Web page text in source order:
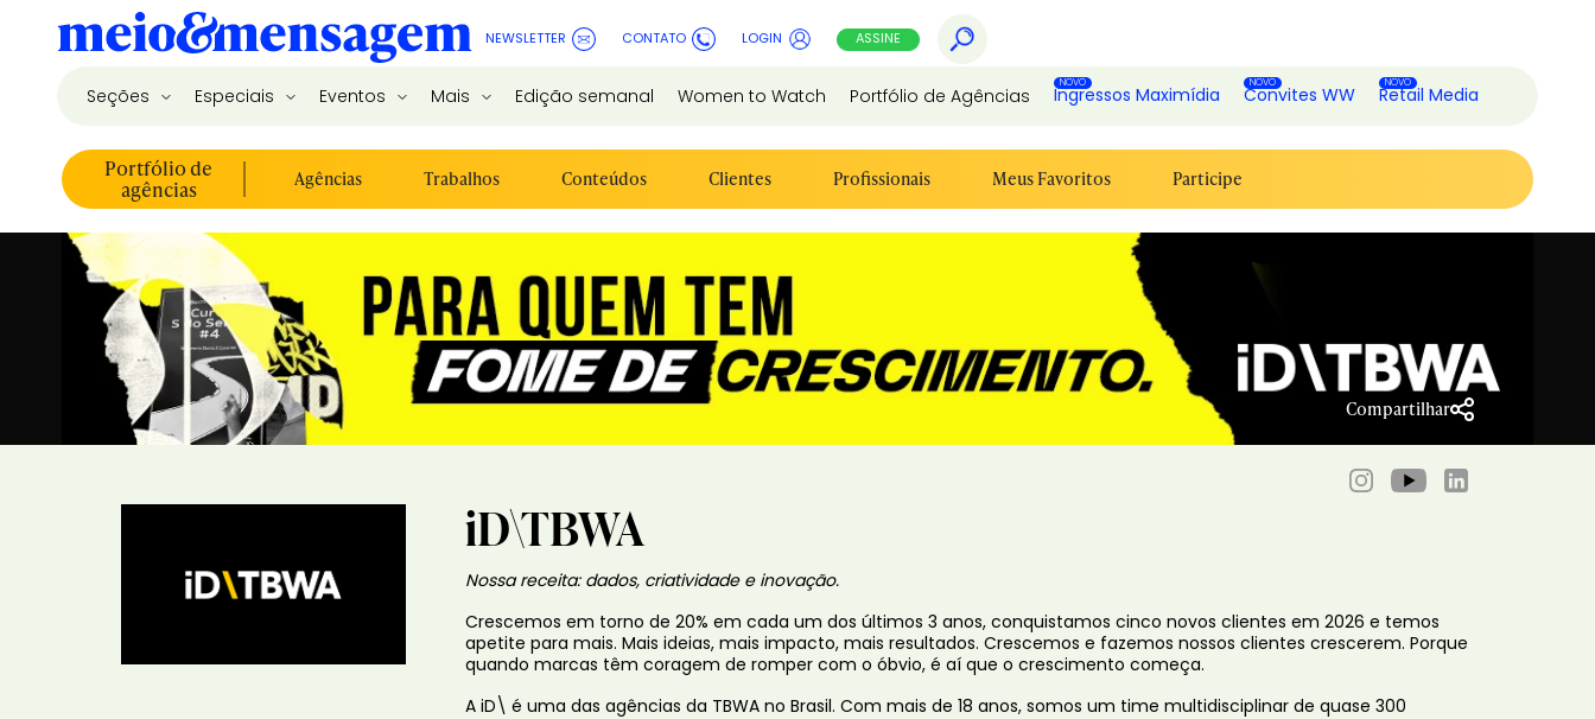
NEWSLETTER CONTATO LOGIN ASSINE
Seções Especiais Eventos Mais Edição semanal Women to Watch Portfólio de Agências Ingressos Maximídia Convites WW Retail Media
Portfólio de
agências Agências Trabalhos Conteúdos Clientes Profissionais Meus Favoritos Participe
Compartilhar
iD\TBWA
Nossa receita: dados, criatividade e inovação.
Crescemos em torno de 20% em cada um dos últimos 3 anos, conquistamos cinco novos clientes em 2026 e temos
apetite para mais. Mais ideias, mais impacto, mais resultados. Crescemos e fazemos nossos clientes crescerem. Porque
quando marcas têm coragem de romper com o óbvio, é aí que o crescimento começa.
A iD\ é uma das agências da TBWA no Brasil. Com mais de 18 anos, somos um time multidisciplinar de quase 300